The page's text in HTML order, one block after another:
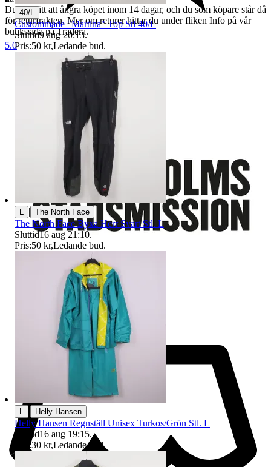
Du har rätt att ångra köpet inom 14 dagar, och du som köpare står då
för returfrakten. Mer om returer hittar du under fliken Info på vår
butikssida på Tradera.
Stadsmissionens second hand
5.0
40/L
Custommade "Martina" Top Stl 40/L
Sluttid9 aug 20:13.
Pris:50 kr,Ledande bud.
L | The North Face
⁠The North Face Byxa Herr Svart Stl. L
Sluttid16 aug 21:10.
Pris:50 kr,Ledande bud.
L Helly Hansen
Helly Hansen Regnställ Unisex Turkos/Grön Stl. L
Sluttid16 aug 19:15.
Pris:30 kr,Ledande bud.